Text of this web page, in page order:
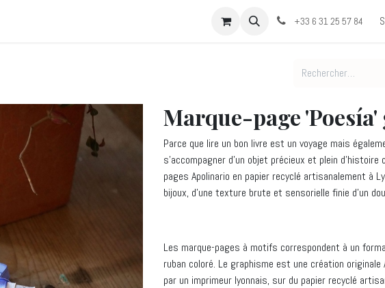
Les produits papetiers personnalisés Les
+33 6 31 25 57 84
Marque-page
Parce que lire un bon livre est un voyage mais
s’accompagner d’un objet précieux et plein
pages Apolinario en papier recyclé artisanalement à
bijoux, d’une texture brute et sensorielle finie d’un
Les marque-pages à motifs correspondent à un
ruban coloré. Le graphisme est une création originale
par un imprimeur lyonnais, sur du papier recyclé